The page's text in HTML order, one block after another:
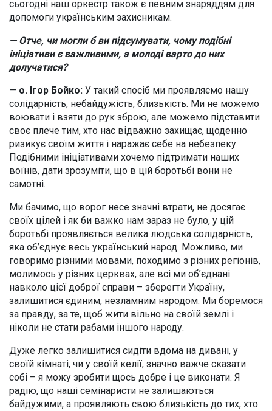
сьогодні наш оркестр також є певним знаряддям для
допомоги українським захисникам.
— Отче, чи могли б ви підсумувати, чому подібні
ініціативи є важливими, а молоді варто до них
долучатися?
— о. Ігор Бойко: У такий спосіб ми проявляємо нашу
солідарність, небайдужість, близькість. Ми не можемо
воювати і взяти до рук зброю, але можемо підставити
своє плече тим, хто нас відважно захищає, щоденно
ризикує своїм життя і наражає себе на небезпеку.
Подібними ініціативами хочемо підтримати наших
воїнів, дати зрозуміти, що в цій боротьбі вони не
самотні.
Ми бачимо, що ворог несе значні втрати, не досягає
своїх цілей і як би важко нам зараз не було, у цій
боротьбі проявляється велика людська солідарність,
яка об’єднує весь український народ. Можливо, ми
говоримо різними мовами, походимо з різних регіонів,
молимось у різних церквах, але всі ми об’єднані
навколо цієї доброї справи – зберегти Україну,
залишитися єдиним, незламним народом. Ми боремося
за правду, за те, щоб жити вільно на своїй землі і
ніколи не стати рабами іншого народу.
Дуже легко залишитися сидіти вдома на дивані, у
своїй кімнаті, чи у своїй келії, значно важче сказати
собі – я можу зробити щось добре і це виконати. Я
радію, що наші семінаристи не залишаються
байдужими, а проявляють свою близькість до тих, хто